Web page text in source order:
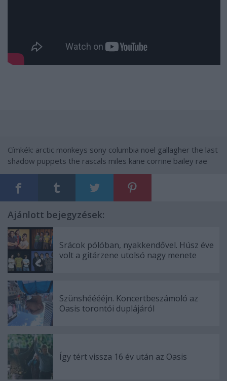
Címkék: arctic monkeys sony columbia noel gallagher the last
shadow puppets the rascals miles kane corrine bailey rae
Ajánlott bejegyzések:
Srácok pólóban, nyakkendővel. Húsz éve
volt a gitárzene utolsó nagy menete
Szünshééééjn. Koncertbeszámoló az
Oasis torontói duplájáról
Így tért vissza 16 év után az Oasis